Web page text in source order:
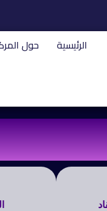
الرئيسية حول